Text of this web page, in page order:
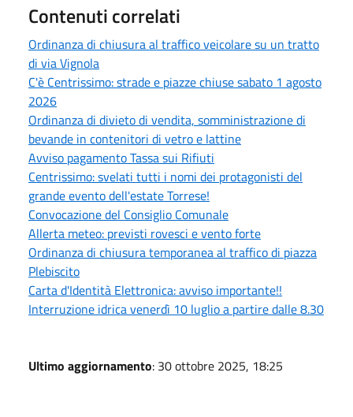
Contenuti correlati
Ordinanza di chiusura al traffico veicolare su un tratto
di via Vignola
C'è Centrissimo: strade e piazze chiuse sabato 1 agosto
2026
Ordinanza di divieto di vendita, somministrazione di
bevande in contenitori di vetro e lattine
Avviso pagamento Tassa sui Rifiuti
Centrissimo: svelati tutti i nomi dei protagonisti del
grande evento dell'estate Torrese!
Convocazione del Consiglio Comunale
Allerta meteo: previsti rovesci e vento forte
Ordinanza di chiusura temporanea al traffico di piazza
Plebiscito
Carta d'Identità Elettronica: avviso importante!!
Interruzione idrica venerdì 10 luglio a partire dalle 8.30
Ultimo aggiornamento: 30 ottobre 2025, 18:25